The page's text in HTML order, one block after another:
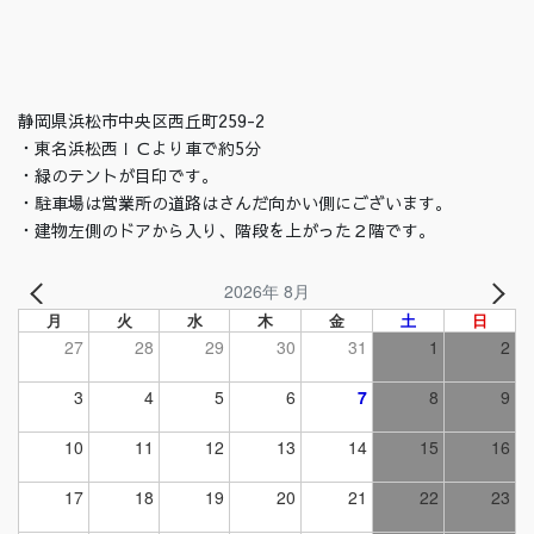
静岡県浜松市中央区西丘町259-2
・東名浜松西ＩＣより車で約5分
・緑のテントが目印です。
・駐車場は営業所の道路はさんだ向かい側にございます。
・建物左側のドアから入り、階段を上がった２階です。
2026年 8月
月 火 水 木 金 土 日
27 28 29 30 31 1 2
3 4 5 6 7 8 9
10 11 12 13 14 15 16
17 18 19 20 21 22 23